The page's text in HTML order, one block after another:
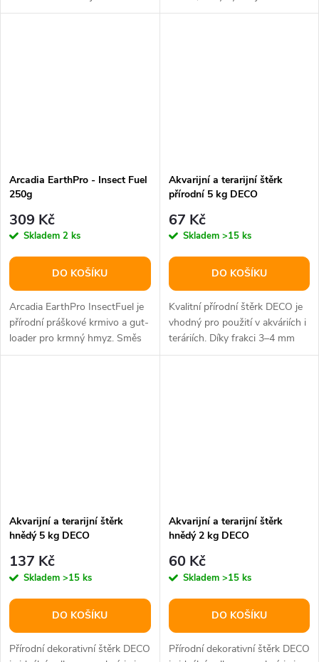
pro plazy. Stačí smíchat s...
Infra-Red A a Infra-Red B...
Arcadia EarthPro - Insect Fuel
250g
309 Kč
Skladem 2 ks
DO KOŠÍKU
Arcadia EarthPro InsectFuel je
přírodní práškové krmivo a gut-
loader pro krmný hmyz. Směs
sušených rostlin, ovoce,...
Akvarijní a terarijní štěrk
přírodní 5 kg DECO
67 Kč
Skladem >15 ks
DO KOŠÍKU
Kvalitní přírodní štěrk DECO je
vhodný pro použití v akváriích i
teráriích. Díky frakci 3–4 mm
vytváří přirozený...
Akvarijní a terarijní štěrk
hnědý 5 kg DECO
137 Kč
Skladem >15 ks
DO KOŠÍKU
Přírodní dekorativní štěrk DECO
Akvarijní a terarijní štěrk
hnědý 2 kg DECO
60 Kč
Skladem >15 ks
DO KOŠÍKU
Přírodní dekorativní štěrk DECO